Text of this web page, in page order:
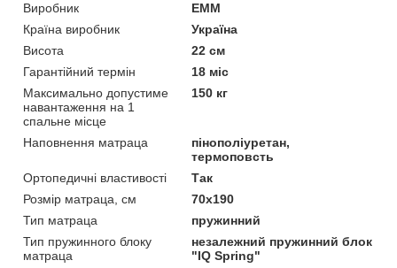
Виробник
ЕММ
Країна виробник
Україна
Висота
22 см
Гарантійний термін
18 міс
Максимально допустиме
навантаження на 1
спальне місце
150 кг
Наповнення матраца
пінополіуретан,
термоповсть
Ортопедичні властивості
Так
Розмір матраца, см
70х190
Тип матраца
пружинний
Тип пружинного блоку
матраца
незалежний пружинний блок
"IQ Spring"